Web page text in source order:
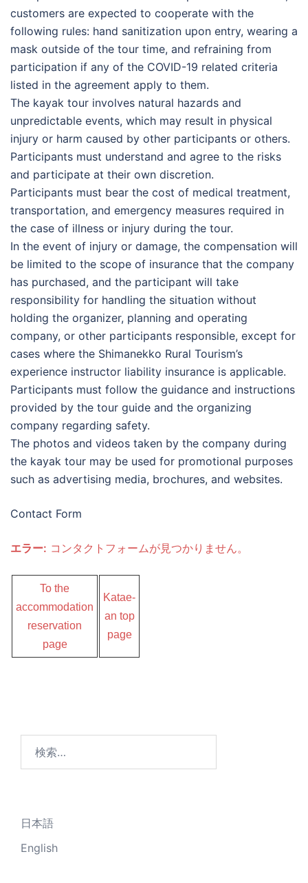
customers are expected to cooperate with the
following rules: hand sanitization upon entry, wearing a
mask outside of the tour time, and refraining from
participation if any of the COVID-19 related criteria
listed in the agreement apply to them.
The kayak tour involves natural hazards and
unpredictable events, which may result in physical
injury or harm caused by other participants or others.
Participants must understand and agree to the risks
and participate at their own discretion.
Participants must bear the cost of medical treatment,
transportation, and emergency measures required in
the case of illness or injury during the tour.
In the event of injury or damage, the compensation will
be limited to the scope of insurance that the company
has purchased, and the participant will take
responsibility for handling the situation without
holding the organizer, planning and operating
company, or other participants responsible, except for
cases where the Shimanekko Rural Tourism’s
experience instructor liability insurance is applicable.
Participants must follow the guidance and instructions
provided by the tour guide and the organizing
company regarding safety.
The photos and videos taken by the company during
the kayak tour may be used for promotional purposes
such as advertising media, brochures, and websites.
Contact Form
エラー: コンタクトフォームが見つかりません。
To the
accommodation
reservation
page
Katae-
an top
page
日本語
English